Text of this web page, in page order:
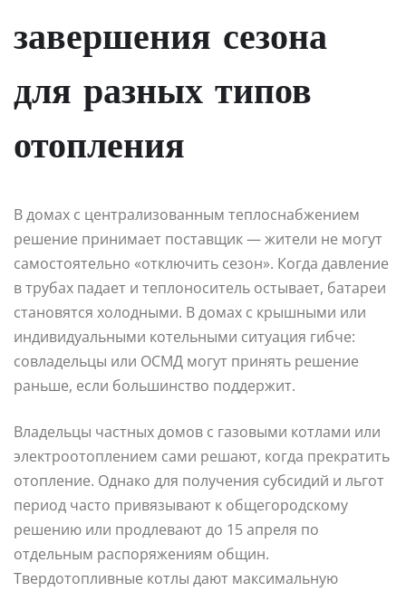
завершения сезона
для разных типов
отопления
В домах с централизованным теплоснабжением
решение принимает поставщик — жители не могут
самостоятельно «отключить сезон». Когда давление
в трубах падает и теплоноситель остывает, батареи
становятся холодными. В домах с крышными или
индивидуальными котельными ситуация гибче:
совладельцы или ОСМД могут принять решение
раньше, если большинство поддержит.
Владельцы частных домов с газовыми котлами или
электроотоплением сами решают, когда прекратить
отопление. Однако для получения субсидий и льгот
период часто привязывают к общегородскому
решению или продлевают до 15 апреля по
отдельным распоряжениям общин.
Твердотопливные котлы дают максимальную